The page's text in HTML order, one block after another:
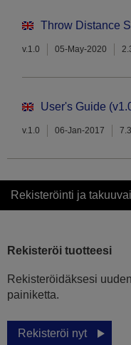
Throw Distance
v.1.0 05-May-2020
User's Guide
v.1.0 06-Jan-2017
Rekisteröinti ja
Rekisteröi tuotteesi
Rekisteröidäksesi
painiketta.
Rekisteröi nyt